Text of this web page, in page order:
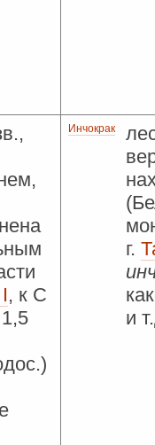
, к С
Инчокрак
г.
и